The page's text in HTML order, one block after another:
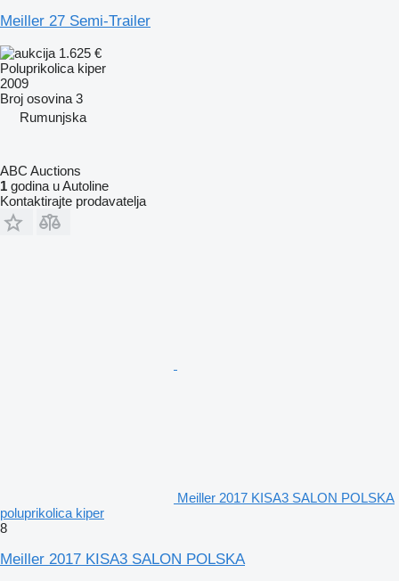
Meiller 27 Semi-Trailer
1.625 €
Poluprikolica kiper
2009
Broj osovina 3
Rumunjska
ABC Auctions
1 godina u Autoline
Kontaktirajte prodavatelja
Meiller 2017 KISA3 SALON POLSKA
poluprikolica kiper
8
Meiller 2017 KISA3 SALON POLSKA